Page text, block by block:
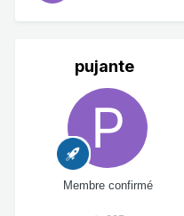
pujante
Membre confirmé